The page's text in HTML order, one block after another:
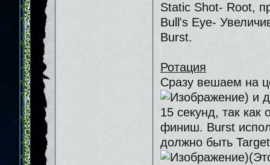
Static Shot- Root,
Bull's Eye-
Burst.
Ротация
Сразу вешаем на
) и
15 секунд, так как
финиш. Burst
должно быть